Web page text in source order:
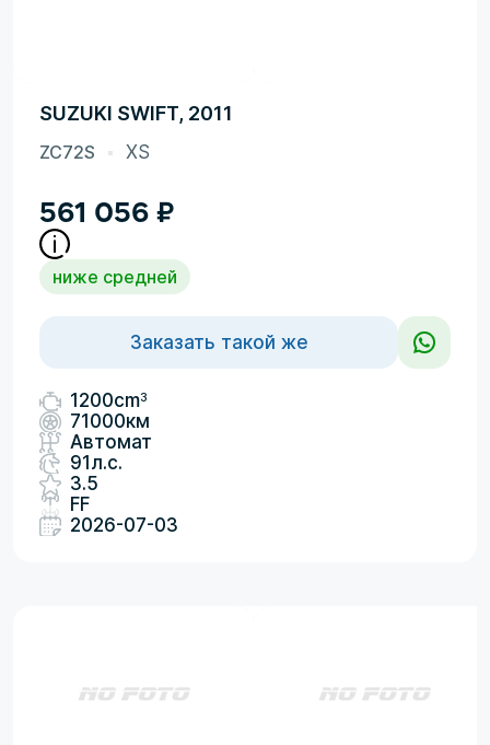
SUZUKI SWIFT, 2011
ZC72S XS
561 056 ₽
ниже средней
Заказать такой же
1200cm3
71000км
Автомат
91л.с.
3.5
FF
2026-07-03